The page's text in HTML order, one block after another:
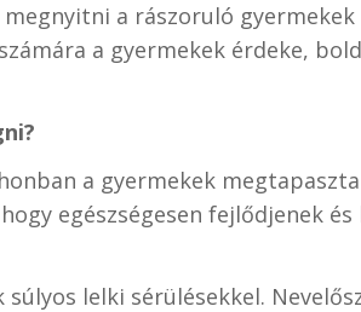
megnyitni a rászoruló
a gyermekek érdeke,
a gyermekek
egészségesen fejlődjenek
súlyos lelki sérülésekkel.